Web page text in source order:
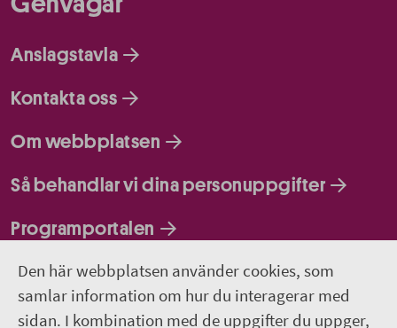
Den här webbplatsen använder cookies, som
samlar information om hur du interagerar med
sidan. I kombination med de uppgifter du uppger,
Anslagstavla
Kontakta oss
Om webbplatsen
Så behandlar vi dina personuppgifter
Programportalen
Följ oss